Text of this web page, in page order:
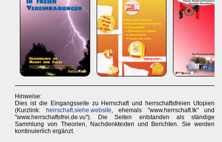
Hinweise:
Dies ist die Eingangsseite zu Herrschaft und herrschaftsfreien Utopien
(Kurzlink: herrschaft.siehe.website , ehemals "www.herrschaft.tk" und
"www.herrschaftsfrei.de.vu"). Die Seiten entstanden als ständige
Sammlung von Theorien, Nachdenktexten und Berichten. Sie werden
kontinuierlich ergänzt.